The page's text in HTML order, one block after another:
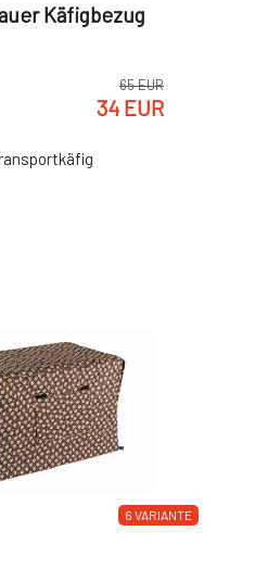
Käfigbezug
65 EUR
34 EUR
6 VARIANTE